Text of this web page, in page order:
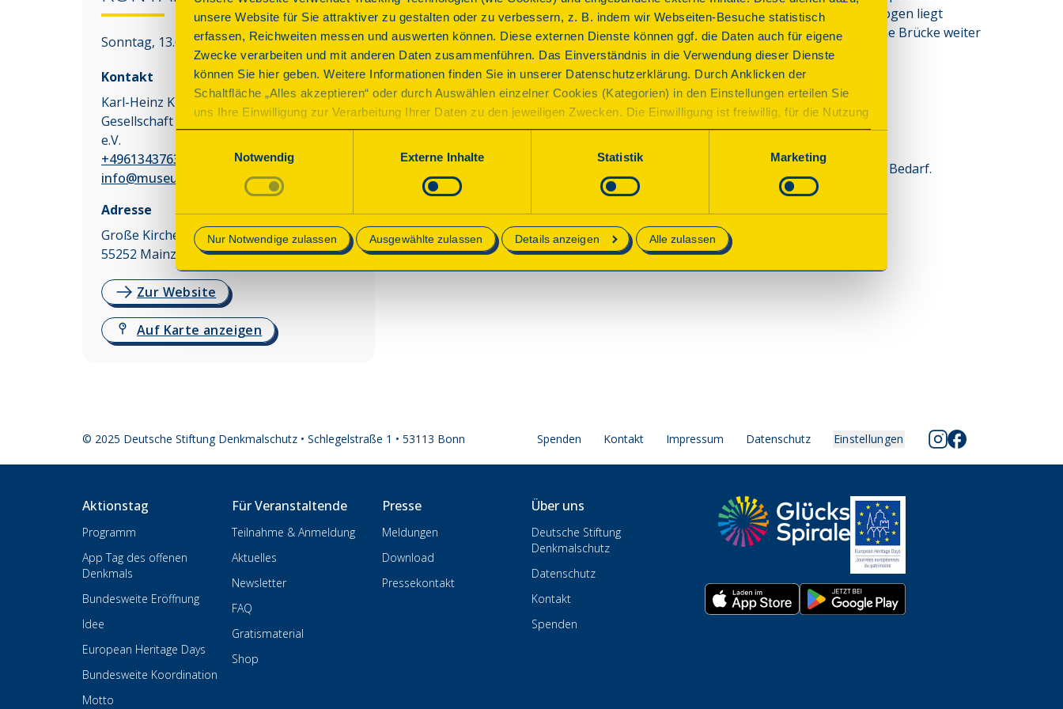
unsere Website für Sie attraktiver zu gestalten oder zu verbessern, z. B. indem wir Webseiten-Besuche statistisch
erfassen, Reichweiten messen und auswerten können. Diese externen Dienste können ggf. die Daten auch für eigene
Zwecke verarbeiten und mit anderen Daten zusammenführen. Das Einverständnis in die Verwendung dieser Dienste
können Sie hier geben. Weitere Informationen finden Sie in unserer Datenschutzerklärung. Durch Anklicken der
Schaltfläche „Alles akzeptieren“ oder durch Auswählen einzelner Cookies (Kategorien) in den Einstellungen erteilen Sie
uns Ihre Einwilligung zur Verarbeitung Ihrer Daten zu den jeweiligen Zwecken. Die Einwilligung ist freiwillig, für die Nutzung
des Onlineangebots nicht erforderlich und kann jederzeit aktualisiert oder widerrufen werden. Wenn Sie das Consent Tool
mit „Speichern“ bestätigen, werden nur essenzielle Cookies auf der Webseite gesetzt, die technisch notwendig und für den
Notwendig
Externe Inhalte Statistik Marketing
Nur Notwendige zulassen Ausgewählte zulassen Details anzeigen Alle zulassen
Sonntag, 13.09.2026 10:30 - 12:30 Uhr
Kontakt
Karl-Heinz Kues
Gesellschaft für Heimatgeschichte Kastel
e.V.
+4961343763
info@museum-castellum.de
Adresse
Große Kirchenstr. 11
55252 Mainz-Kastel
Zur Website
Auf Karte anzeigen
Bauwerk nördlich der Alpen gehörten, dem Germanicus-Bogen. Der Römische Ehrenbogen liegt
genau auf der Achse, die vom Legionslager auf dem Mainzer Kästrich über die römische Brücke weiter
Richtung Hofheim führte.
Programm
Besichtigung der Fundamente des Ehrenbogens des Germanicus und Führungen nach Bedarf.
© 2025 Deutsche Stiftung Denkmalschutz • Schlegelstraße 1 • 53113 Bonn Spenden Kontakt Impressum Datenschutz Einstellungen
Aktionstag
Programm
App Tag des offenen
Denkmals
Bundesweite Eröffnung
Idee
European Heritage Days
Bundesweite Koordination
Motto
Für Veranstaltende
Teilnahme & Anmeldung
Aktuelles
Newsletter
FAQ
Gratismaterial
Shop
Presse
Meldungen
Download
Pressekontakt
Über uns
Deutsche Stiftung
Denkmalschutz
Datenschutz
Kontakt
Spenden